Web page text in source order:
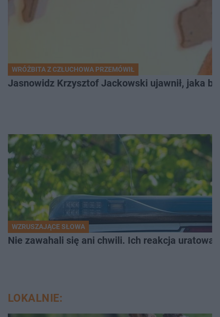
WRÓŻBITA Z CZŁUCHOWA PRZEMÓWIŁ
Jasnowidz Krzysztof Jackowski ujawnił, jaka
WZRUSZAJĄCE SŁOWA
Nie zawahali się ani chwili. Ich reakcja
LOKALNIE: